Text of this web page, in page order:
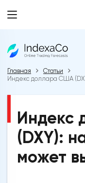
Главная
Статьи
Индекс доллара США
Индекс
(DXY):
может